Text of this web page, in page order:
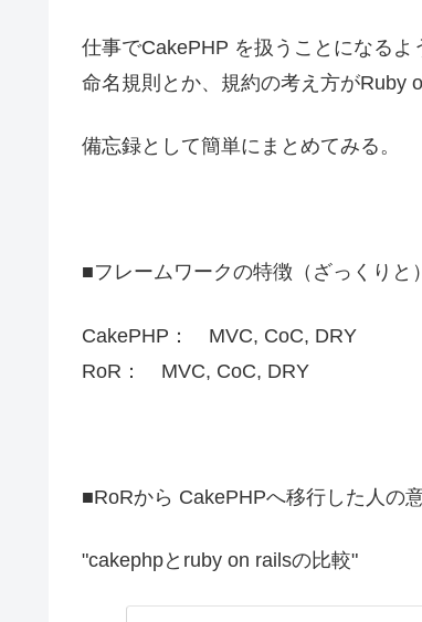
仕事でCakePHP を扱うことになるよ
命名規則とか、規約の考え方がRuby
備忘録として簡単にまとめてみる。
■フレームワークの特徴（ざっくりと）
CakePHP： MVC, CoC, DRY
RoR： MVC, CoC, DRY
■RoRから CakePHPへ移行した人の
"cakephpとruby on railsの比較"